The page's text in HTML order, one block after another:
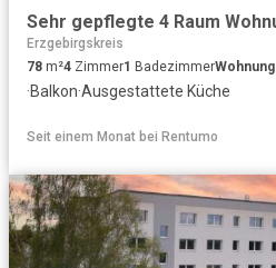
Erzgebirgskreis
78 m²4 Zimmer1 BadezimmerWohnung
·Balkon·Ausgestattete Küche
Seit einem Monat bei Rentumo